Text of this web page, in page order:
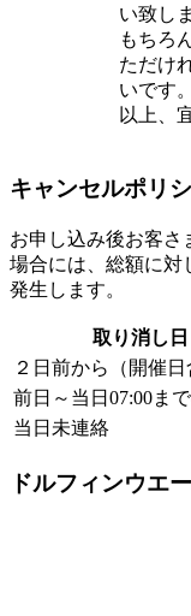
い致し
もちろ
ただけ
いです。
以上、
キャンセルポリ
お申し込み後お客さ
場合には、総額に対
発生します。
取り消し日
２日前から（開催日
前日～当日07:00ま
当日未連絡
ドルフィンウエ